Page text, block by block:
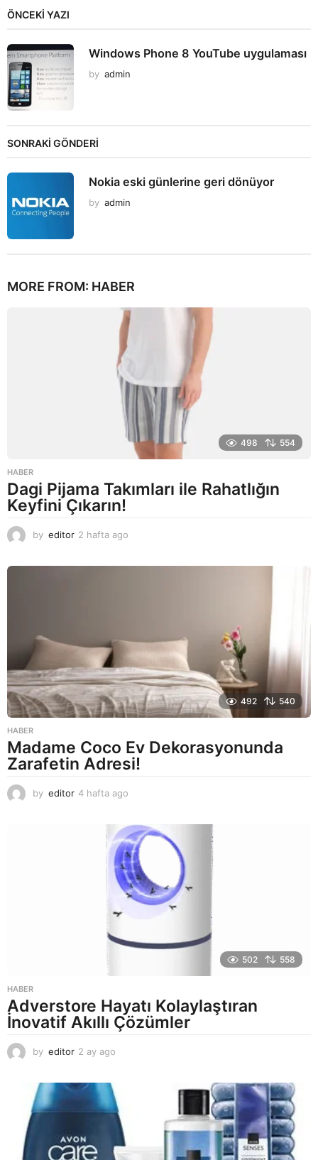
ÖNCEKI YAZI
Windows Phone 8 YouTube uygulaması
by admin
SONRAKİ GÖNDERİ
Nokia eski günlerine geri dönüyor
by admin
MORE FROM: HABER
498 554
HABER
Dagi Pijama Takımları ile Rahatlığın
Keyfini Çıkarın!
by editor 2 hafta ago
492 540
HABER
Madame Coco Ev Dekorasyonunda
Zarafetin Adresi!
by editor 4 hafta ago
a
g
o
502 558
HABER
Adverstore Hayatı Kolaylaştıran
İnovatif Akıllı Çözümler
by editor 2 ay ago
g
o